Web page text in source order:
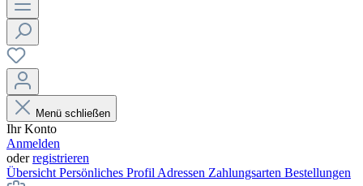
Menü schließen
Ihr Konto
Anmelden
oderregistrieren
Übersicht Persönliches Profil Adressen Zahlungsarten Bestellungen